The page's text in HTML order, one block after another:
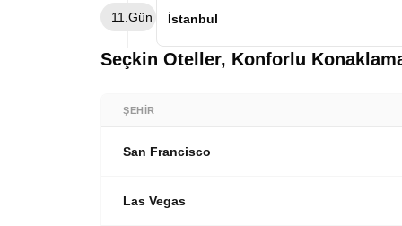
eklemeler yapılarak ABD’ ye hediye
göreceğimiz yerler arasında.
fotoğraflama şansı bulacağımız One
yer verilen Brooklyn Köprüsünde bir
transfer saatine kadar serbest vaktimiz
uçakta.
11.Gün İstanbul
Öğlen saatlerinde İstanbul havalimanına
bulunmaktayız. Bir sonraki rüya
Seçkin Oteller, Konforlu
ŞEHIR
San Francisco
Las Vegas